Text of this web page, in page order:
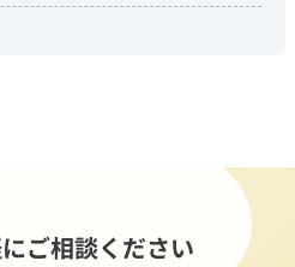
ご相談ください